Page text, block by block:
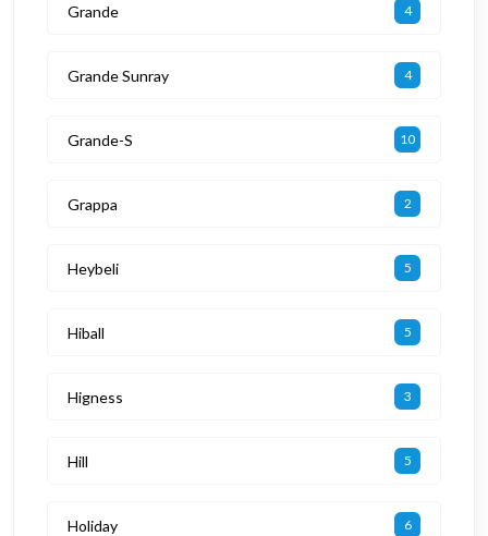
Grande 4
Grande Sunray 4
Grande-S 10
Grappa 2
Heybeli 5
Hiball 5
Higness 3
Hill 5
Holiday 6